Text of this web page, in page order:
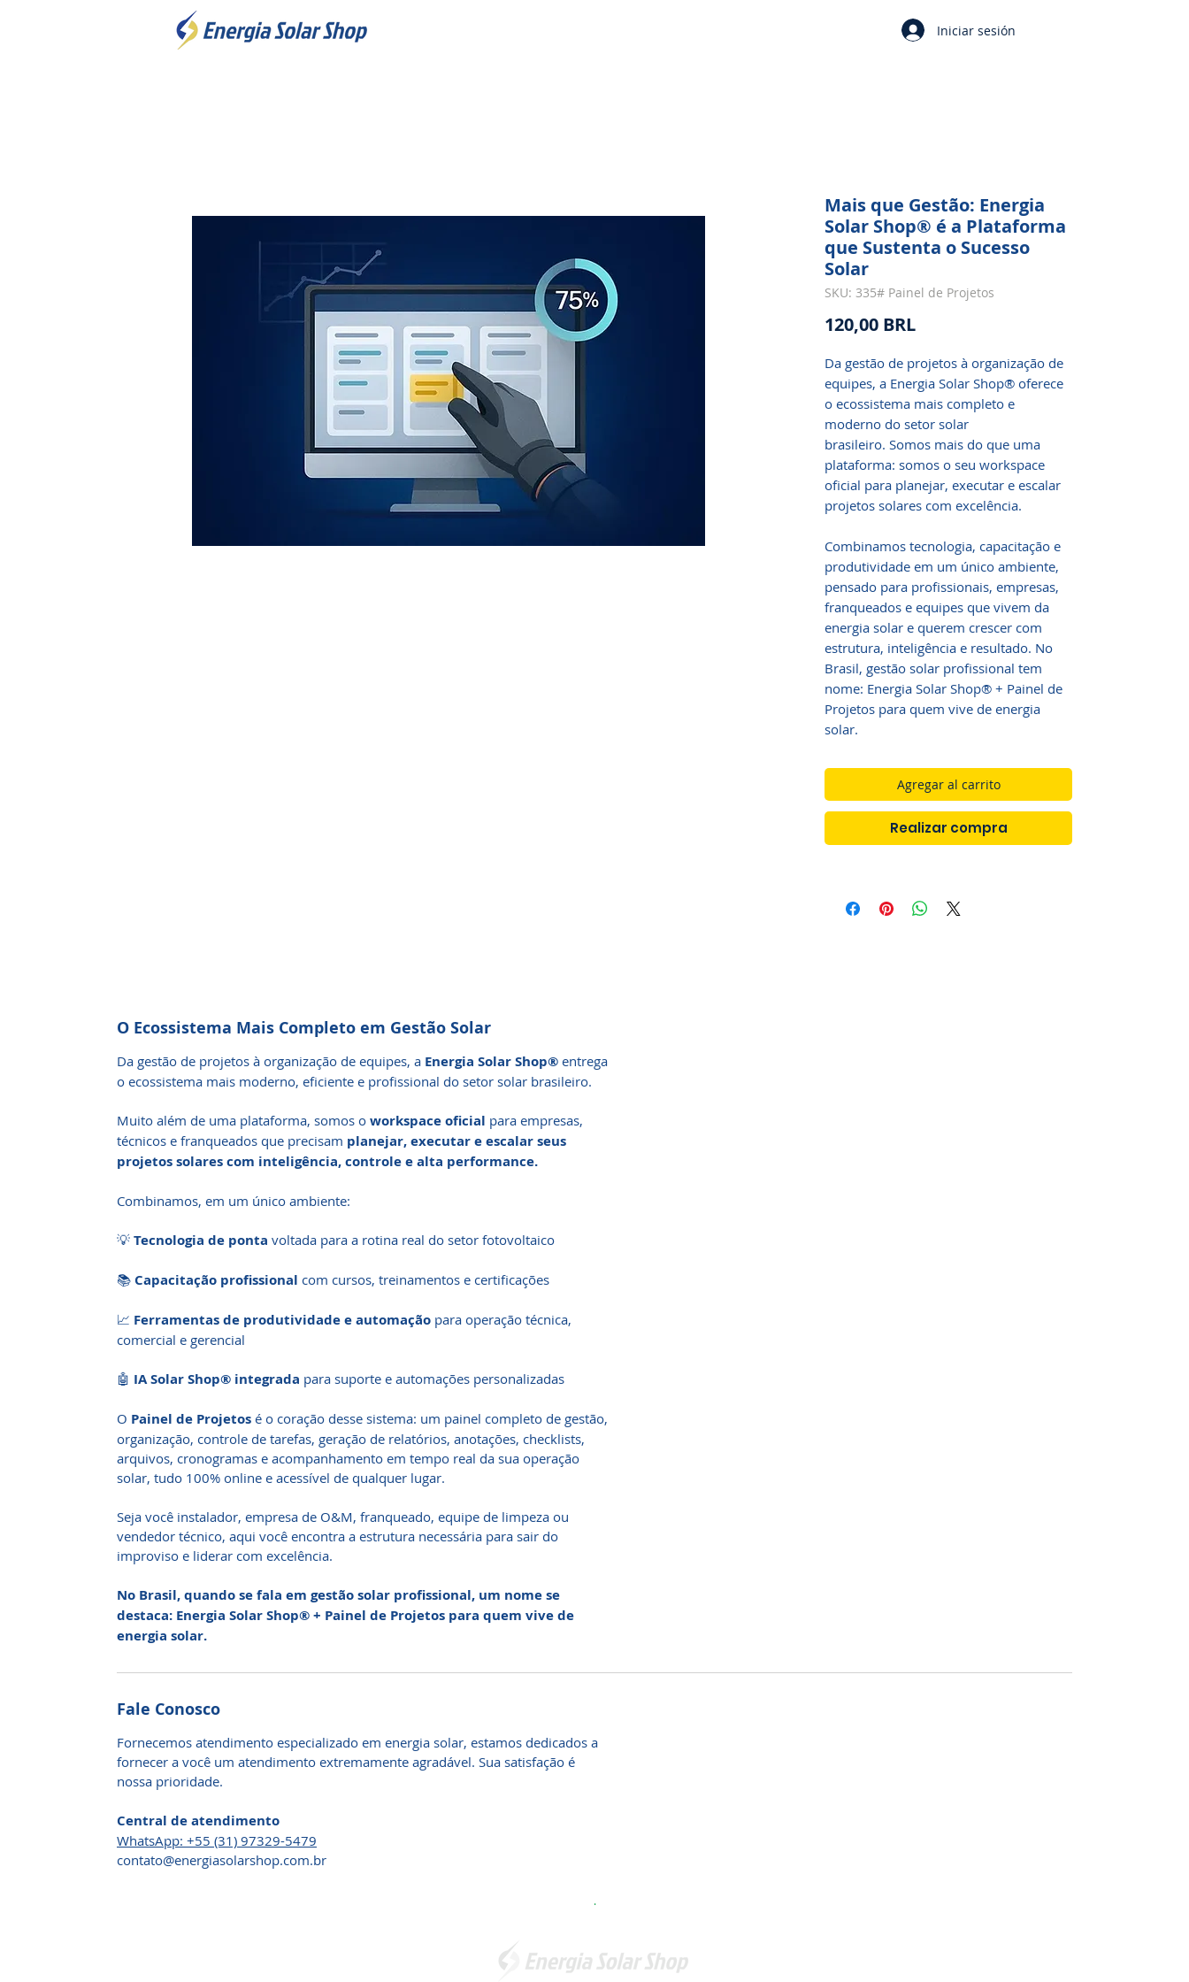
Iniciar sesión
Mais que Gestão: Energia
Solar Shop® é a Plataforma
que Sustenta o Sucesso
Solar
SKU: 335# Painel de Projetos
120,00 BRLPrecio
Da gestão de projetos à organização de
equipes, a Energia Solar Shop® oferece
o ecossistema mais completo e
moderno do setor solar
brasileiro. Somos mais do que uma
plataforma: somos o seu workspace
oficial para planejar, executar e escalar
projetos solares com excelência.
Combinamos tecnologia, capacitação e
produtividade em um único ambiente,
pensado para profissionais, empresas,
franqueados e equipes que vivem da
energia solar e querem crescer com
estrutura, inteligência e resultado. No
Brasil, gestão solar profissional tem
nome: Energia Solar Shop® + Painel de
Projetos para quem vive de energia
solar.
Agregar al carrito
Realizar compra
O Ecossistema Mais Completo em Gestão Solar
Da gestão de projetos à organização de equipes, a Energia Solar Shop® entrega
o ecossistema mais moderno, eficiente e profissional do setor solar brasileiro.
Muito além de uma plataforma, somos o workspace oficial para empresas,
técnicos e franqueados que precisam planejar, executar e escalar seus
projetos solares com inteligência, controle e alta performance.
Combinamos, em um único ambiente:
💡 Tecnologia de ponta voltada para a rotina real do setor fotovoltaico
📚 Capacitação profissional com cursos, treinamentos e certificações
📈 Ferramentas de produtividade e automação para operação técnica,
comercial e gerencial
🤖 IA Solar Shop® integrada para suporte e automações personalizadas
O Painel de Projetos é o coração desse sistema: um painel completo de gestão,
organização, controle de tarefas, geração de relatórios, anotações, checklists,
arquivos, cronogramas e acompanhamento em tempo real da sua operação
solar, tudo 100% online e acessível de qualquer lugar.
Seja você instalador, empresa de O&M, franqueado, equipe de limpeza ou
vendedor técnico, aqui você encontra a estrutura necessária para sair do
improviso e liderar com excelência.
No Brasil, quando se fala em gestão solar profissional, um nome se
destaca: Energia Solar Shop® + Painel de Projetos para quem vive de
energia solar.
Fale Conosco
Fornecemos atendimento especializado em energia solar, estamos dedicados a
fornecer a você um atendimento extremamente agradável. Sua satisfação é
nossa prioridade.
Central de atendimento
WhatsApp: +55 (31) 97329-5479​
contato@energiasolarshop.com.br
.